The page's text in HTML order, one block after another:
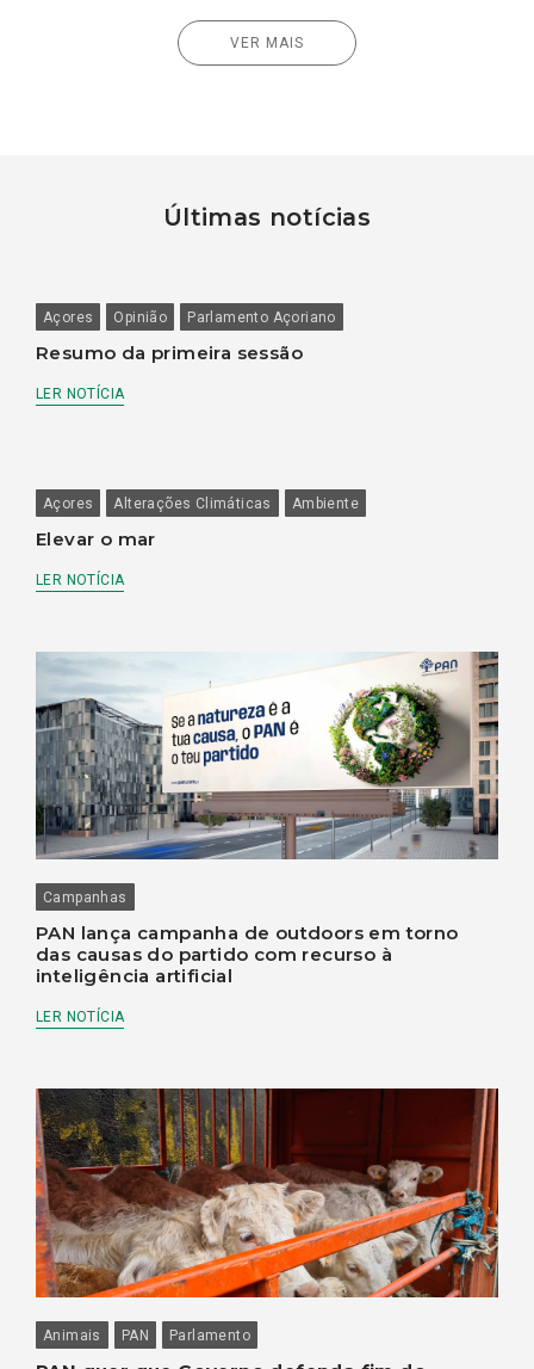
VER MAIS
Últimas notícias
Açores Opinião Parlamento Açoriano
Resumo da primeira sessão
LER NOTÍCIA
Açores Alterações Climáticas Ambiente
Elevar o mar
LER NOTÍCIA
Campanhas
PAN lança campanha de outdoors em torno
das causas do partido com recurso à
inteligência artificial
LER NOTÍCIA
Animais PAN Parlamento